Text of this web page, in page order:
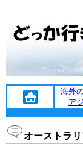
海外
ア
オーストラ